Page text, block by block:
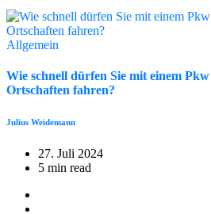
Allgemein
Wie schnell dürfen Sie mit einem
Ortschaften fahren?
Julius Weidemann
27. Juli 2024
5 min read